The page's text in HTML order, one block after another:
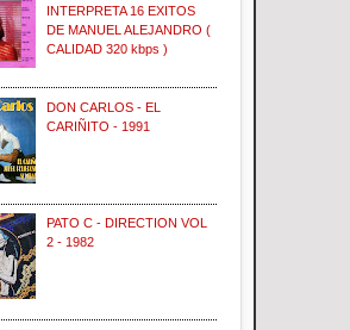
INTERPRETA 16 EXITOS
DE MANUEL ALEJANDRO (
CALIDAD 320 kbps )
DON CARLOS - EL
CARIÑITO - 1991
PATO C - DIRECTION VOL
2 - 1982